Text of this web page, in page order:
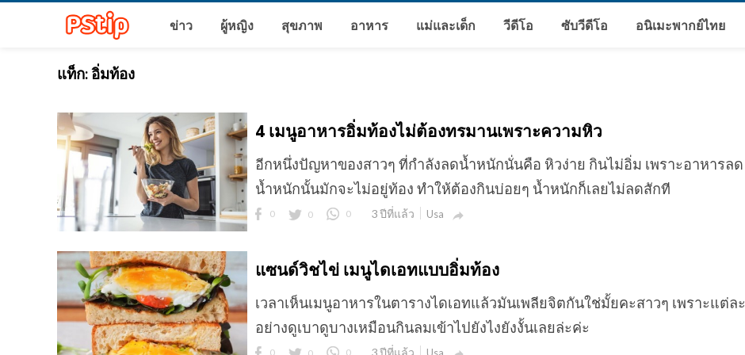
ข่าว ผู้หญิง สุขภาพ อาหาร แม่และเด็ก วีดีโอ ซับวีดีโอ อนิเมะพากย์ไทย
แท็ก:อิ่มท้อง
4 เมนูอาหารอิ่มท้องไม่ต้องทรมานเพราะความหิว
อีกหนึ่งปัญหาของสาวๆ ที่กำลังลดน้ำหนักนั่นคือ หิวง่าย กินไม่อิ่ม เพราะอาหารลด
น้ำหนักนั้นมักจะไม่อยู่ท้อง ทำให้ต้องกินบ่อยๆ น้ำหนักก็เลยไม่ลดสักที
0 0 0 3 ปีที่แล้ว Usa 
แซนด์วิชไข่ เมนูไดเอทแบบอิ่มท้อง
เวลาเห็นเมนูอาหารในตารางไดเอทแล้วมันเพลียจิตกันใช่มั้ยคะสาวๆ เพราะแต่ละ
อย่างดูเบาดูบางเหมือนกินลมเข้าไปยังไงยังงั้นเลยล่ะค่ะ
0 0 0